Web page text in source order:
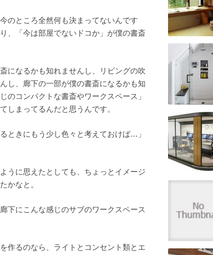
のところ全然何も決まってないんです
、「今は部屋でないドコか」が僕の書斎
になるかも知れませんし、リビングの吹
し、廊下の一部が僕の書斎になるかも知
のコンパクトな書斎やワークスペース」
しまってるんだと思うんです。
ときにもう少し色々と考えておけば…」
うに思えたとしても、ちょっとイメージ
かなと。
下にこんな感じのサブのワークスペース
作るのなら、ライトとコンセント類とエ